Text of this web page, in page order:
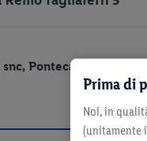
Pontecagnano
Prima di
Noi, in
(unitamente